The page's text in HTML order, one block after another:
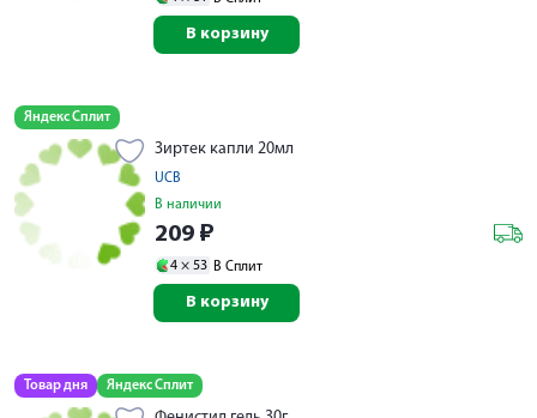
В корзину
Яндекс Сплит
Зиртек капли 20мл
UCB
В наличии
209 ₽
4 × 53 В Сплит
В корзину
Товар дня Яндекс Сплит